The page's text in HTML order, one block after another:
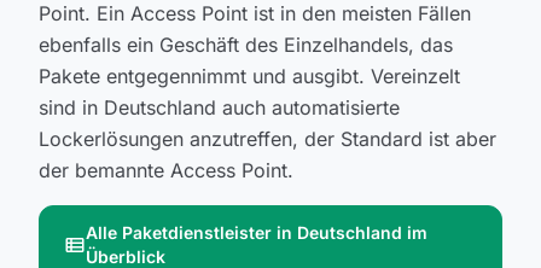
Point. Ein Access Point ist in den meisten Fällen
ebenfalls ein Geschäft des Einzelhandels, das
Pakete entgegennimmt und ausgibt. Vereinzelt
sind in Deutschland auch automatisierte
Lockerlösungen anzutreffen, der Standard ist aber
der bemannte Access Point.
view_listAlle Paketdienstleister in Deutschland im
Überblick